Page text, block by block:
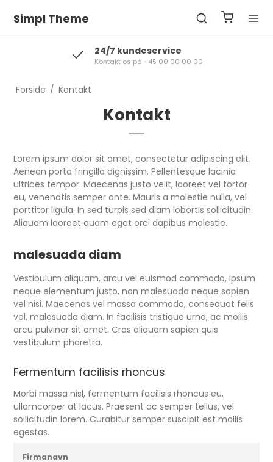
Simpl Theme
24/7 kundeservice
Kontakt os på +45 00 00 00 00
Forside / Kontakt
Kontakt
Lorem ipsum dolor sit amet, consectetur adipiscing elit.
Aenean porta fringilla dignissim. Pellentesque lacinia
ultrices tempor. Maecenas justo velit, laoreet vel tortor
eu, venenatis semper ante. Mauris a molestie nulla, vel
porttitor ligula. In sed turpis sed diam lobortis sollicitudin.
Aliquam laoreet quam eget orci dapibus molestie.
malesuada diam
Vestibulum aliquam, arcu vel euismod commodo, ipsum
neque elementum justo, non malesuada neque sapien
vel nisi. Maecenas vel massa commodo, consequat felis
vel, malesuada diam. In facilisis tristique urna, ac mollis
arcu pulvinar sit amet. Cras aliquam sapien quis
vestibulum pharetra.
Fermentum facilisis rhoncus
Morbi massa nisl, fermentum facilisis rhoncus eu,
ullamcorper at lacus. Praesent ac semper tellus, vel
sollicitudin lorem. Curabitur semper suscipit est mollis
egestas.
Firmanavn